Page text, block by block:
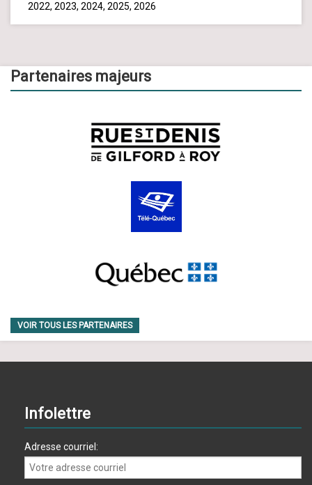
2022, 2023, 2024, 2025, 2026
Partenaires majeurs
VOIR TOUS LES PARTENAIRES
Infolettre
Adresse courriel: